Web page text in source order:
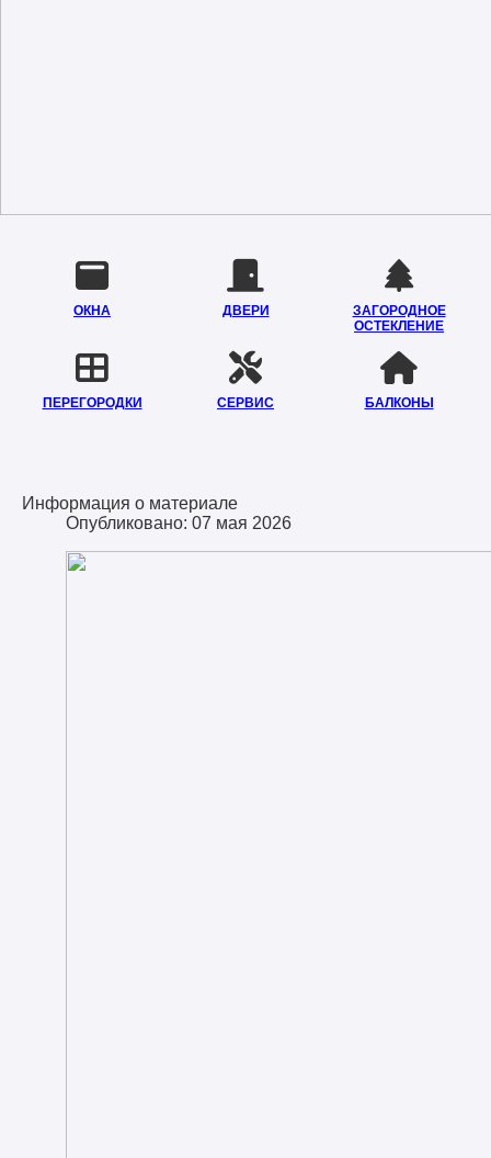
ОКНА ДВЕРИ
ЗАГОРОДНОЕ
ОСТЕКЛЕНИЕ
ПЕРЕГОРОДКИ СЕРВИС БАЛКОНЫ
Информация о материале
Опубликовано: 07 мая 2026